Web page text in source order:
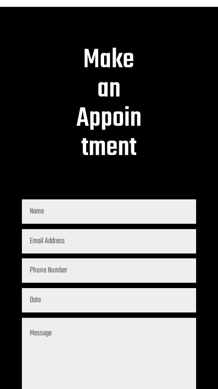
Make
an
Appoin
tment